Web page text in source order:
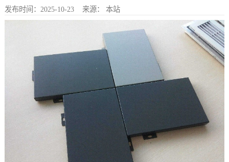
发布时间：2025-10-23 来源： 本站